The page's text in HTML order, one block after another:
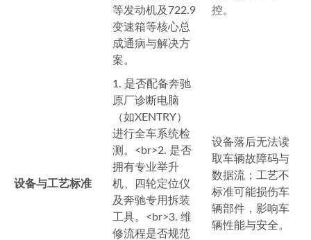
等发动机及722.9
变速箱等核心总
成通病与解决方
案。
控。
设备与工艺标准
1. 是否配备奔驰
原厂诊断电脑
（如XENTRY）
进行全车系统检
测。<br>2. 是否
拥有专业举升
机、四轮定位仪
及奔驰专用拆装
工具。<br>3. 维
修流程是否规范
设备落后无法读
取车辆故障码与
数据流；工艺不
标准可能损伤车
辆部件，影响车
辆性能与安全。